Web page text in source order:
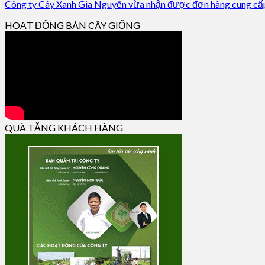
Công ty Cây Xanh Gia Nguyễn vừa nhận được đơn hàng cung
HOẠT ĐỘNG BÁN CÂY GIỐNG
QUÀ TẶNG KHÁCH HÀNG